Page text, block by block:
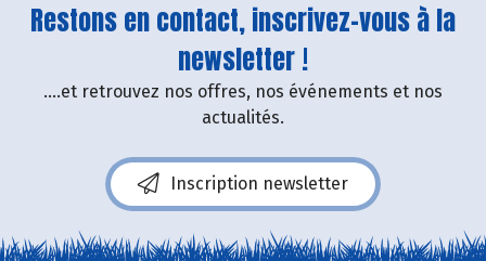
Restons en contact, inscrivez-vous à la
newsletter !
....et retrouvez nos offres, nos événements et nos
actualités.
Inscription newsletter